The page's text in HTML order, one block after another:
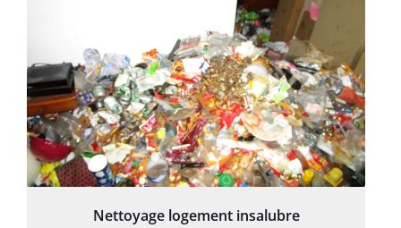
Nettoyage logement insalubre